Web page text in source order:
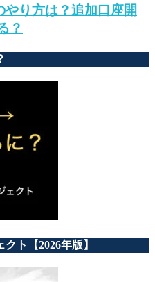
り方は？追加口座開
？
ト【2026年版】